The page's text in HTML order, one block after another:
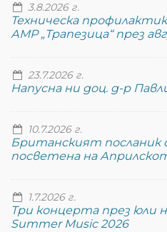
3.8.2026 г.
Техническа
АМР „Трапезица“ през
23.7.2026 г.
Напусна ни доц. д-р
10.7.2026 г.
Британският посланик
посветена на
1.7.2026 г.
Три концерта през юли
Summer Music 2026